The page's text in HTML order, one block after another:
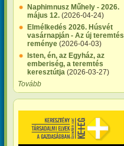
Naphimnusz Műhely - 2026.
május 12. (2026-04-24)
Elmélkedés 2026. Húsvét
vasárnapján - Az új teremtés
reménye (2026-04-03)
Isten, én, az Egyház, az
emberiség, a teremtés
keresztútja (2026-03-27)
Tovább